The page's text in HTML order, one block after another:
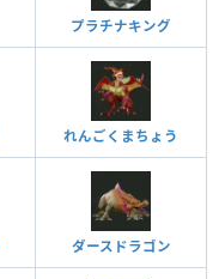
プラチナキング
れんごくまちょう
ダースドラゴン